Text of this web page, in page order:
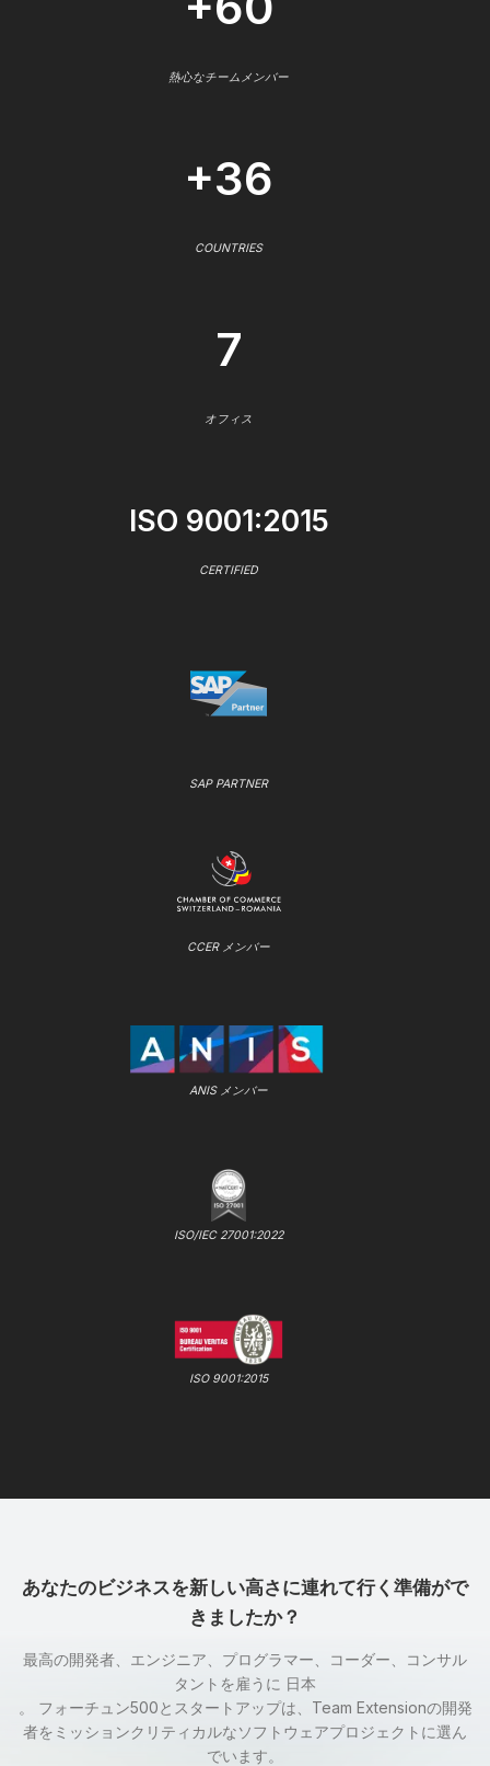
熱心なチームメンバー
+36
COUNTRIES
7
オフィス
ISO 9001:2015
CERTIFIED
SAP PARTNER
CCER メンバー
ANIS メンバー
ISO/IEC 27001:2022
ISO 9001:2015
あなたのビジネスを新しい高さに連れて行く準備がで
きましたか？
最高の開発者、エンジニア、プログラマー、コーダー、コンサル
タントを雇うに 日本
。 フォーチュン500とスタートアップは、Team Extensionの開発
者をミッションクリティカルなソフトウェアプロジェクトに選ん
でいます。